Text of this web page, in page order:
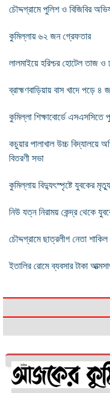
চৌদ্দগ্রামে পুলিশ ও বিজিবির
কুমিল্লায় ৬২ জন গ্রেফতার
লালমাইয়ে হরিশ্চর হোটেল তাজ ও
ব্রাহ্মণবাড়িয়ায় বাস খাদে পড়ে ৪
কুমিল্লা শিক্ষাবোর্ডে এসএসসিতে
কচুয়ার পালাখাল উচ্চ বিদ্যালয়ে
বিতরণী সভা
কুমিল্লায় বিদ্যুৎস্পৃষ্টে যুবকের মৃত্যু
নিউ যত্ন নিরাময় কেন্দ্র থেকে
চৌদ্দগ্রামে ছাত্রলীগ নেতা
ইতালির রোমে ব্যবসার টাকা